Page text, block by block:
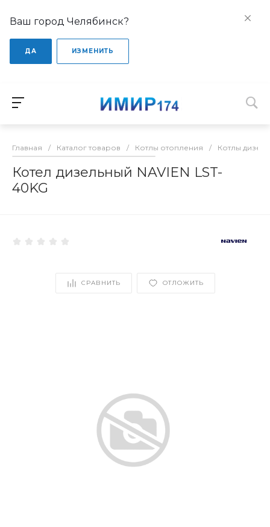
Ваш город Челябинск?
ДА ИЗМЕНИТЬ
Главная / Каталог товаров / Котлы отопления / Котлы
Котел дизельный NAVIEN LST-
40KG
СРАВНИТЬ ОТЛОЖИТЬ